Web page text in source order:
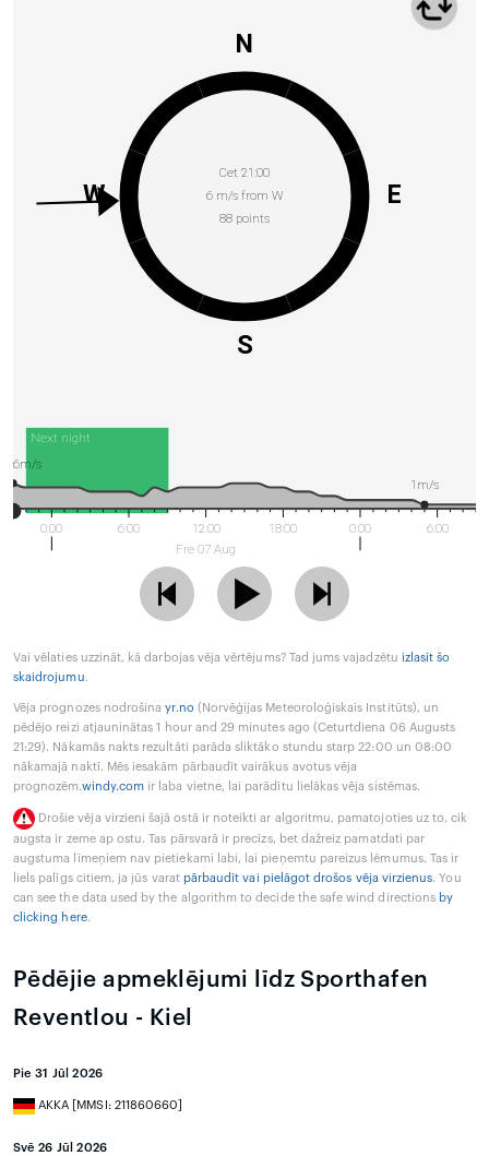
Cet 21:00
6 m/s from W
88 points
N
E
S
W
Next night
0:00 6:00
12:00
Fre 07 Aug
18:00 0:00 6:00
6m/s
1m/s
Vai vēlaties uzzināt, kā darbojas vēja vērtējums? Tad jums vajadzētu izlasīt šo
skaidrojumu.
Vēja prognozes nodrošinayr.no (Norvēģijas Meteoroloģiskais Institūts), un
pēdējo reizi atjauninātas 1 hour and 29 minutes ago (Ceturtdiena 06 Augusts
21:29). Nākamās nakts rezultāti parāda sliktāko stundu starp 22:00 un 08:00
nākamajā naktī. Mēs iesakām pārbaudīt vairākus avotus vēja
prognozēm.windy.com ir laba vietne, lai parādītu lielākas vēja sistēmas.
Drošie vēja virzieni šajā ostā ir noteikti ar algoritmu, pamatojoties uz to, cik
augsta ir zeme ap ostu. Tas pārsvarā ir precīzs, bet dažreiz pamatdati par
augstuma līmeņiem nav pietiekami labi, lai pieņemtu pareizus lēmumus. Tas ir
liels palīgs citiem, ja jūs varat pārbaudīt vai pielāgot drošos vēja virzienus. You
can see the data used by the algorithm to decide the safe wind directions by
clicking here.
Pēdējie apmeklējumi līdz Sporthafen
Reventlou - Kiel
Pie 31 Jūl 2026
AKKA [MMSI: 211860660]
Svē 26 Jūl 2026